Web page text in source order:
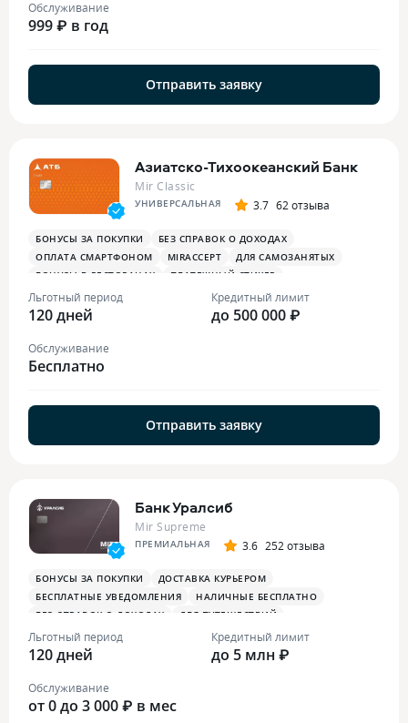
Обслуживание
999 ₽ в год
Отправить заявку
Азиатско-Тихоокеанский Банк
Mir Classic
УНИВЕРСАЛЬНАЯ 3.7 62 отзыва
БОНУСЫ ЗА ПОКУПКИ
БЕЗ СПРАВОК О ДОХОДАХ
ОПЛАТА СМАРТФОНОМ
MIRACCEPT
ДЛЯ САМОЗАНЯТЫХ
БОНУСЫ В РЕСТОРАНАХ
ПЛАТЕЖНЫЙ СТИКЕР
Льготный период
120 дней
Кредитный лимит
до 500 000 ₽
Обслуживание
Бесплатно
Отправить заявку
Банк Уралсиб
Mir Supreme
ПРЕМИАЛЬНАЯ 3.6 252 отзыва
БОНУСЫ ЗА ПОКУПКИ
ДОСТАВКА КУРЬЕРОМ
БЕСПЛАТНЫЕ УВЕДОМЛЕНИЯ
НАЛИЧНЫЕ БЕСПЛАТНО
БЕЗ СПРАВОК О ДОХОДАХ
ДЛЯ ПУТЕШЕСТВИЙ
ОПЛАТА СМАРТФОНОМ
MIRACCEPT
БИЗНЕС-ЗАЛЫ
БЕСПЛАТНАЯ ТУРИСТИЧЕСКАЯ СТРАХОВКА
Льготный период
120 дней
Кредитный лимит
до 5 млн ₽
Обслуживание
от 0 до 3 000 ₽ в мес